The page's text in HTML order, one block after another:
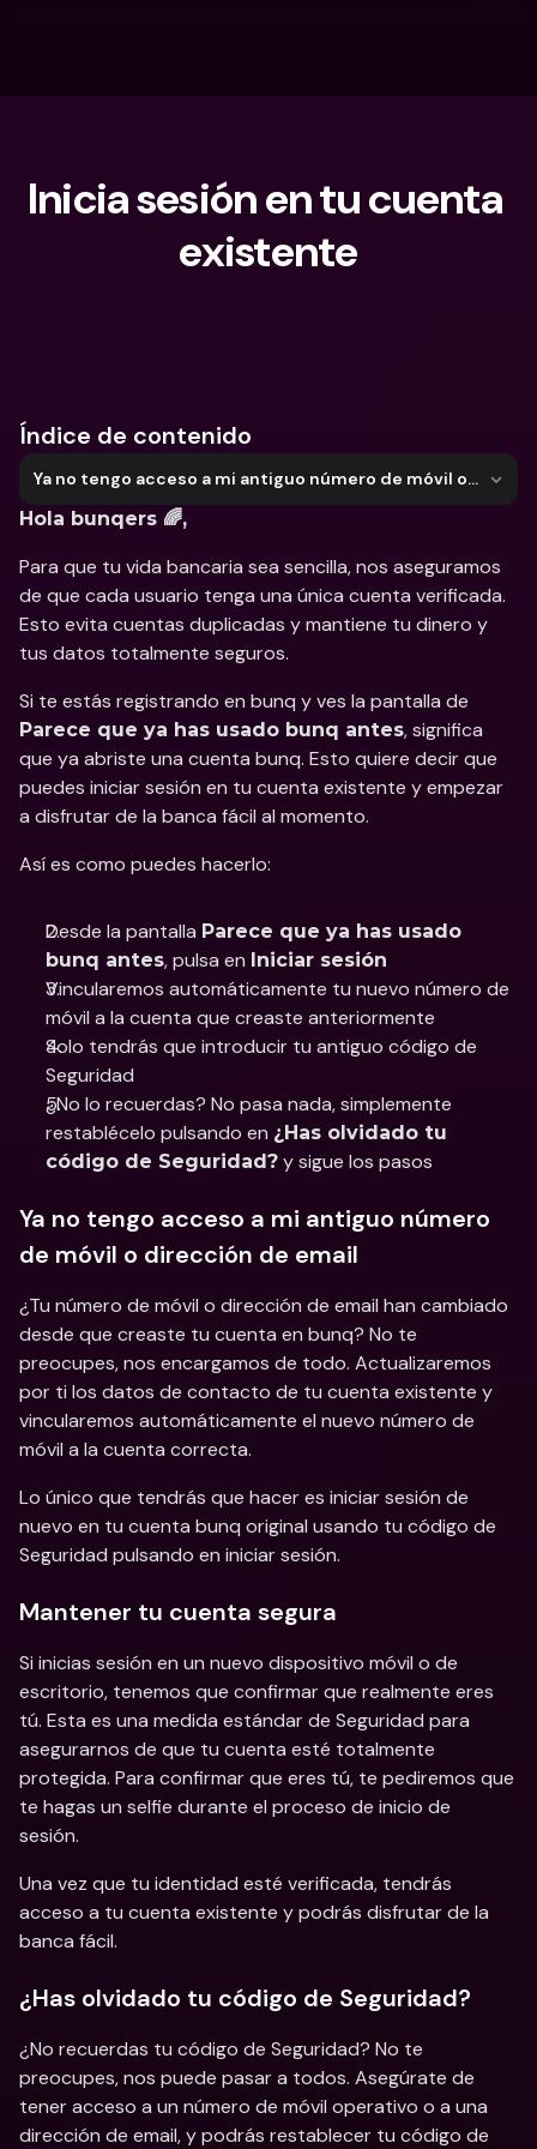
Inicia sesión en tu cuenta
existente
Índice de contenido
Ya no tengo acceso a mi antiguo número de móvil o dirección de email
Hola bunqers 🌈,
Para que tu vida bancaria sea sencilla, nos aseguramos
de que cada usuario tenga una única cuenta verificada.
Esto evita cuentas duplicadas y mantiene tu dinero y
tus datos totalmente seguros.
Parece que ya has usado bunq antes, significa
que ya abriste una cuenta bunq. Esto quiere decir que
puedes iniciar sesión en tu cuenta existente y empezar
a disfrutar de la banca fácil al momento.
Así es como puedes hacerlo:
Desde la pantalla Parece que ya has usado
bunq antes, pulsa en Iniciar sesión
Vincularemos automáticamente tu nuevo número de
móvil a la cuenta que creaste anteriormente
Solo tendrás que introducir tu antiguo código de
Seguridad
¿No lo recuerdas? No pasa nada, simplemente
restablécelo pulsando en ¿Has olvidado tu
código de Seguridad? y sigue los pasos
Ya no tengo acceso a mi antiguo número
de móvil o dirección de email
¿Tu número de móvil o dirección de email han cambiado
desde que creaste tu cuenta en bunq? No te
preocupes, nos encargamos de todo. Actualizaremos
por ti los datos de contacto de tu cuenta existente y
vincularemos automáticamente el nuevo número de
móvil a la cuenta correcta.
Lo único que tendrás que hacer es iniciar sesión de
nuevo en tu cuenta bunq original usando tu código de
Seguridad pulsando en iniciar sesión.
Mantener tu cuenta segura
Si inicias sesión en un nuevo dispositivo móvil o de
escritorio, tenemos que confirmar que realmente eres
tú. Esta es una medida estándar de Seguridad para
asegurarnos de que tu cuenta esté totalmente
protegida. Para confirmar que eres tú, te pediremos que
te hagas un selfie durante el proceso de inicio de
sesión.
Una vez que tu identidad esté verificada, tendrás
acceso a tu cuenta existente y podrás disfrutar de la
banca fácil.
¿Has olvidado tu código de Seguridad?
¿No recuerdas tu código de Seguridad? No te
preocupes, nos puede pasar a todos. Asegúrate de
tener acceso a un número de móvil operativo o a una
dirección de email, y podrás restablecer tu código de